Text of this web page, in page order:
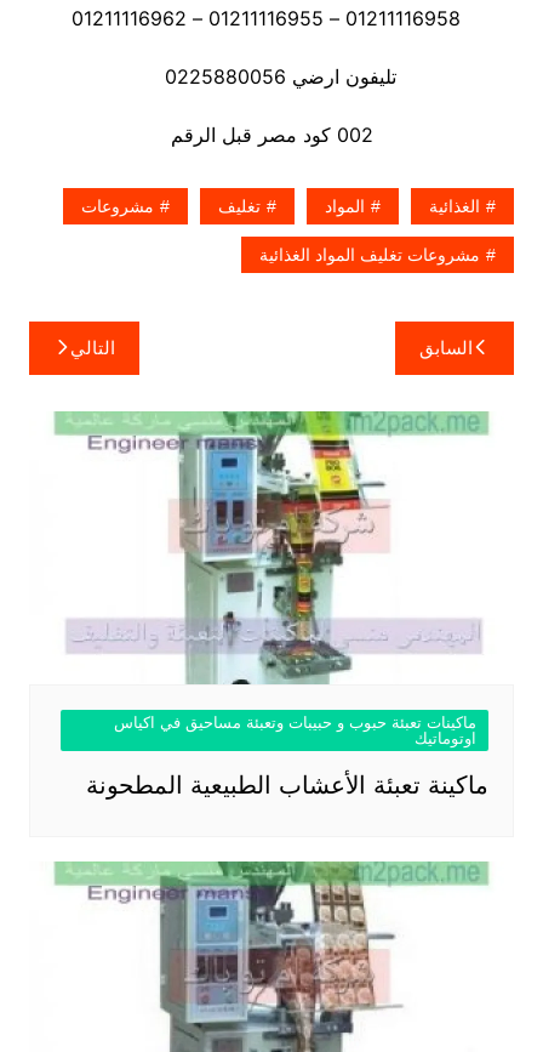
تليفون ارضي 0225880056
002 كود مصر قبل الرقم
الغذائية المواد تغليف مشروعات
مشروعات تغليف المواد الغذائية
تصفّح
المقالات
السابق التالي
ماكينات تعبئة حبوب و حبيبات وتعبئة مساحيق في اكياس
اوتوماتيك
ماكينة تعبئة الأعشاب الطبيعية المطحونة